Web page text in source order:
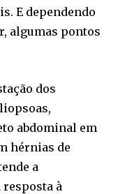
E dependendo
algumas pontos
dos
abdominal em
hérnias de
a
à